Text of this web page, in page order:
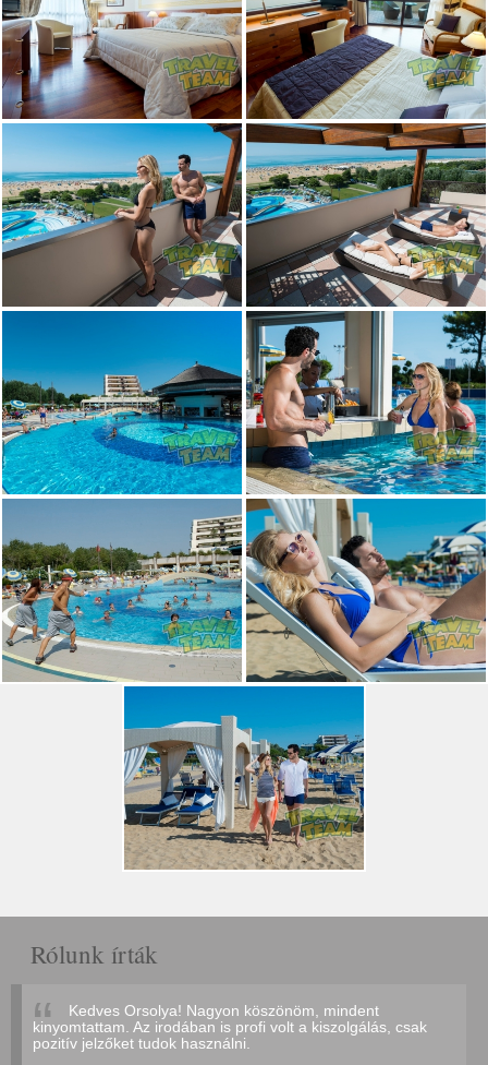
Rólunk írták
Kedves Orsolya! Nagyon köszönöm, mindent
kinyomtattam. Az irodában is profi volt a kiszolgálás, csak
pozitív jelzőket tudok használni.